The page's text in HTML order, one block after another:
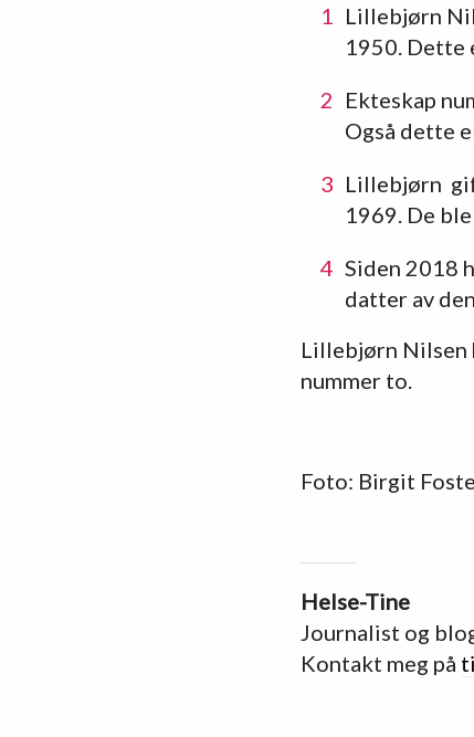
Lillebjørn
1950. Dette
Ekteskap
Også dette
Lillebjørn
1969. De
Siden 2018
datter av
Lillebjørn Nilsen
nummer to.
Foto: Birgit
Helse-Tine
Journalist og
Kontakt meg på